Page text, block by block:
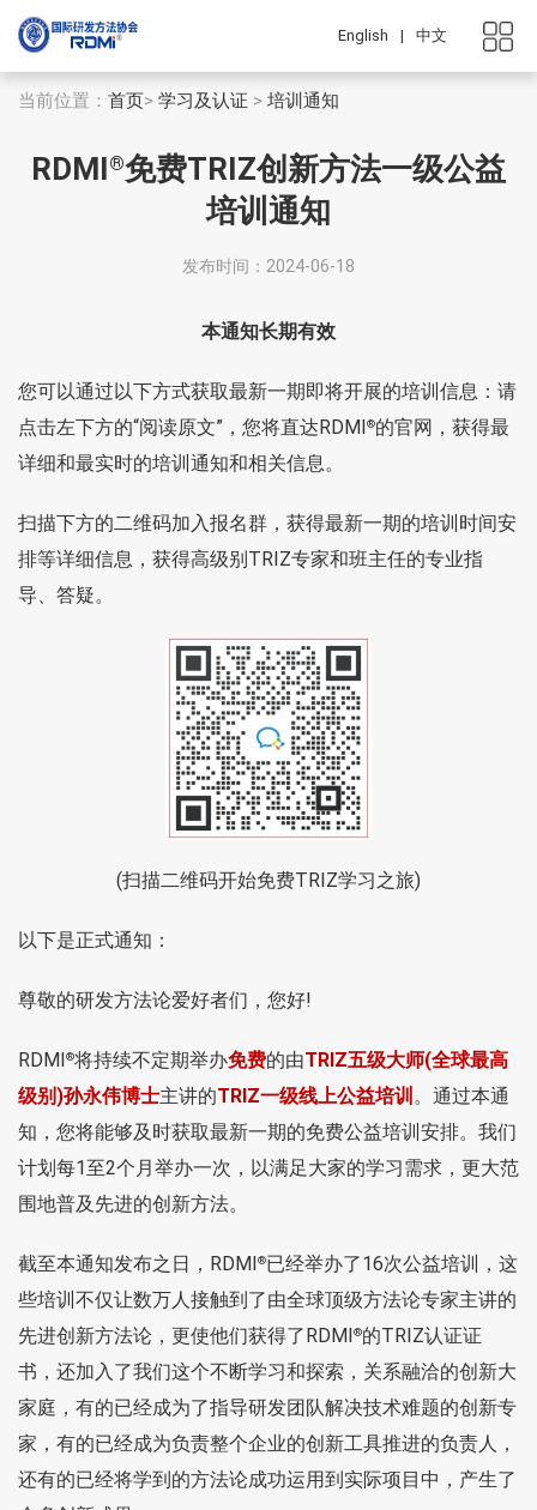
English | 中文
当前位置： 首页> 学习及认证 > 培训通知
RDMI®免费TRIZ创新方法一级公益
培训通知
发布时间：2024-06-18
本通知长期有效
您可以通过以下方式获取最新一期即将开展的培训信息：请
点击左下方的“阅读原文”，您将直达RDMI®的官网，获得最
详细和最实时的培训通知和相关信息。
扫描下方的二维码加入报名群，获得最新一期的培训时间安
排等详细信息，获得高级别TRIZ专家和班主任的专业指
导、答疑。
(扫描二维码开始免费TRIZ学习之旅)
以下是正式通知：
尊敬的研发方法论爱好者们，您好!
RDMI®将持续不定期举办免费的由TRIZ五级大师(全球最高
级别)孙永伟博士主讲的TRIZ一级线上公益培训 。通过本通
知，您将能够及时获取最新一期的免费公益培训安排。我们
计划每1至2个月举办一次，以满足大家的学习需求，更大范
围地普及先进的创新方法。
截至本通知发布之日，RDMI®已经举办了16次公益培训，这
些培训不仅让数万人接触到了由全球顶级方法论专家主讲的
先进创新方法论，更使他们获得了RDMI®的TRIZ认证证
书，还加入了我们这个不断学习和探索，关系融洽的创新大
家庭，有的已经成为了指导研发团队解决技术难题的创新专
家，有的已经成为负责整个企业的创新工具推进的负责人，
还有的已经将学到的方法论成功运用到实际项目中，产生了